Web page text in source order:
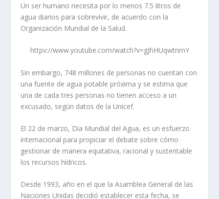
Un ser humano necesita por lo menos 7.5 litros de
agua diarios para sobrevivir, de acuerdo con la
Organización Mundial de la Salud.
httpv://www.youtube.com/watch?v=gJhHUqwtnmY
Sin embargo, 748 millones de personas no cuentan con
una fuente de agua potable próxima y se estima que
una de cada tres personas no tienen acceso a un
excusado, según datos de la Unicef.
El 22 de marzo, Día Mundial del Agua, es un esfuerzo
internacional para propiciar el debate sobre cómo
gestionar de manera equitativa, racional y sustentable
los recursos hídricos.
Desde 1993, año en el que la Asamblea General de las
Naciones Unidas decidió establecer esta fecha, se